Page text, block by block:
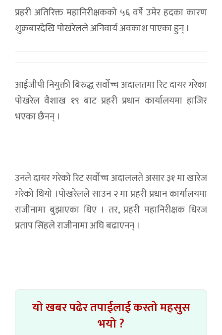
प्रहरी अतिरिक्त महानिरीक्षकको ५६ वर्षे उमेर हदका कारण
शुक्रबारदेखि पोखरेलले अनिवार्य अवकाश पाएका हुन् ।
आईजीपी नियुक्ती बिरुद्ध सर्वोच्च अदालतमा रिट दायर गरेका
पोखरेल वैशाख १९ बाट प्रहरी प्रधान कार्यालयमा हाजिर
भएका छैनन् ।
उनले दायर गरेको रिट सर्वोच्च अदाललते असार ३१ मा खारेज
गरेको थियो ।पोखरेलले साउन २ मा प्रहरी प्रधान कार्यालयमा
राजीनामा बुझाएका थिए । तर, प्रहरी महानिरीक्षक धिरज
प्रताप सिंहले राजीनामा अघि बढाएनन् ।
यो खबर पढेर तपाईलाई कस्तो महसुस
भयो ?